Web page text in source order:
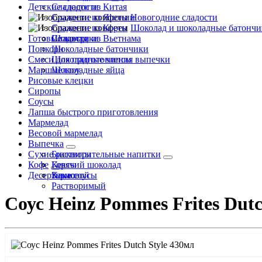
Сладости из Китая
Сладости из Японии
Сладости из Кореи
Сладости из Вьетнама
Детские сладости
Новогодние сладости
Шоколад и шоколадные
Шоколад
Шоколадные батончики
Шоколадные чипсы
Шоколадные яйца
Готовые завтраки
Попкорн
Смеси для приготовления выпечки
Маршмеллоу
Рисовые клецки
Сиропы
Соусы
Лапша быстрого приготовления
Мармелад
Весовой мармелад
Выпечка
Бисквиты
Кексы
Сухие растворительные напитки
Горячий шоколад
Какао
Кофе
Зерновой
Растворимый
Десертные соусы
Соус Heinz Pommes Frites